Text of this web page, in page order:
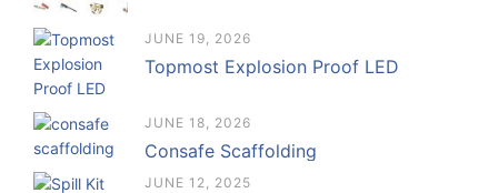
JUNE 19, 2026
Topmost Explosion Proof LED
JUNE 18, 2026
Consafe Scaffolding
JUNE 12, 2025